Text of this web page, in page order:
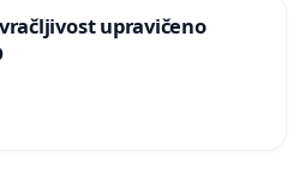
upravičeno